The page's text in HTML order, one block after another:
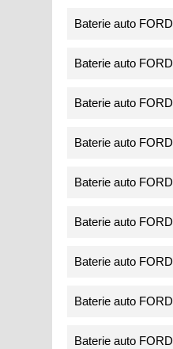
Baterie auto
Baterie auto
Baterie auto
Baterie auto
Baterie auto
Baterie auto
Baterie auto
Baterie auto
Baterie auto